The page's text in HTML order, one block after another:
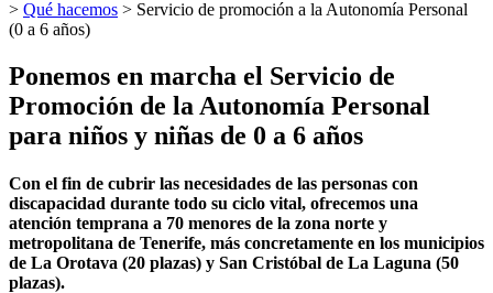
> Qué hacemos > Servicio de promoción a la Autonomía Personal
(0 a 6 años)
Ponemos en marcha el Servicio de
Promoción de la Autonomía Personal
para niños y niñas de 0 a 6 años
Con el fin de cubrir las necesidades de las personas con
discapacidad durante todo su ciclo vital, ofrecemos una
atención temprana a 70 menores de la zona norte y
metropolitana de Tenerife, más concretamente en los municipios
de La Orotava (20 plazas) y San Cristóbal de La Laguna (50
plazas).